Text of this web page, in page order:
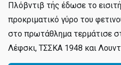
Πλόβντιβ τής έδωσε το
προκριματικό γύρο του
στο πρωτάθλημα τερμάτισε
Λέφσκι, ΤΣΣΚΑ 1948 και